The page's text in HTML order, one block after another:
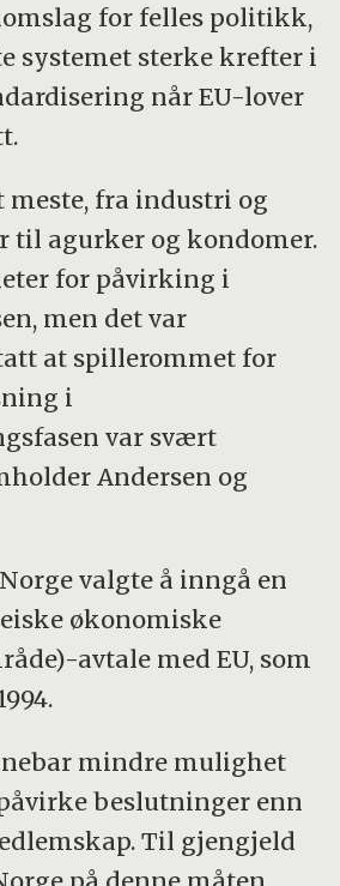
for felles politikk,
systemet sterke krefter i
når EU-lover
meste, fra industri og
til agurker og kondomer.
for påvirking i
men det var
at spillerommet for
i
var svært
Andersen og
valgte å inngå en
økonomiske
avtale med EU, som
mindre mulighet
beslutninger enn
Til gjengjeld